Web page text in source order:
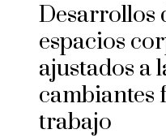
Desarrollos
espacios
ajustados a
cambiantes
trabajo